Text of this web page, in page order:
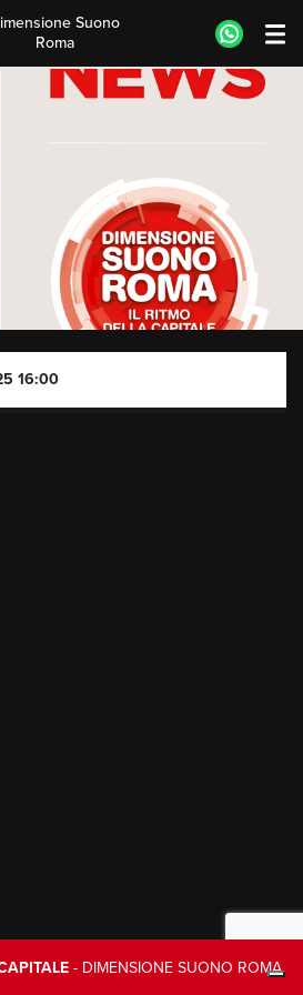
- DIMENSIONE SUONO ROMA
Suono
Roma
16:00